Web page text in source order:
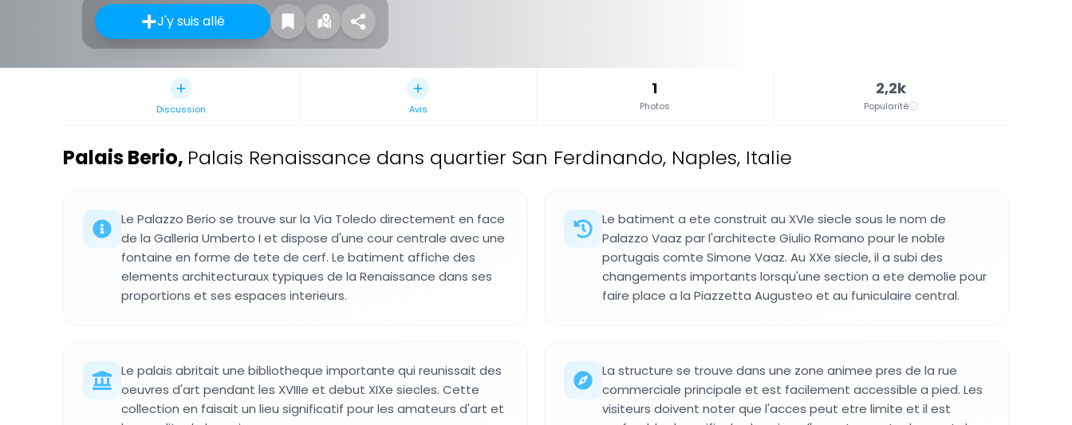
J'y suis allé
Discussion Avis
1
Photos
2,2k
Popularité
Palais Berio, Palais Renaissance dans quartier San Ferdinando, Naples, Italie
Le Palazzo Berio se trouve sur la Via Toledo directement en face
de la Galleria Umberto I et dispose d'une cour centrale avec une
fontaine en forme de tete de cerf. Le batiment affiche des
elements architecturaux typiques de la Renaissance dans ses
proportions et ses espaces interieurs.
Le batiment a ete construit au XVIe siecle sous le nom de
Palazzo Vaaz par l'architecte Giulio Romano pour le noble
portugais comte Simone Vaaz. Au XXe siecle, il a subi des
changements importants lorsqu'une section a ete demolie pour
faire place a la Piazzetta Augusteo et au funiculaire central.
Le palais abritait une bibliotheque importante qui reunissait des
oeuvres d'art pendant les XVIIIe et debut XIXe siecles. Cette
collection en faisait un lieu significatif pour les amateurs d'art et
La structure se trouve dans une zone animee pres de la rue
commerciale principale et est facilement accessible a pied. Les
visiteurs doivent noter que l'acces peut etre limite et il est